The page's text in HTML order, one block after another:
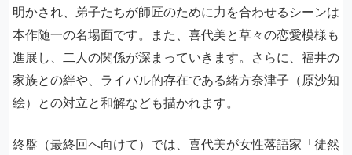
明かされ、弟子たちが師匠のために力を合わせるシーンは
本作随一の名場面です。また、喜代美と草々の恋愛模様も
進展し、二人の関係が深まっていきます。さらに、福井の
家族との絆や、ライバル的存在である緒方奈津子（原沙知
絵）との対立と和解なども描かれます。
終盤（最終回へ向けて）では、喜代美が女性落語家「徒然